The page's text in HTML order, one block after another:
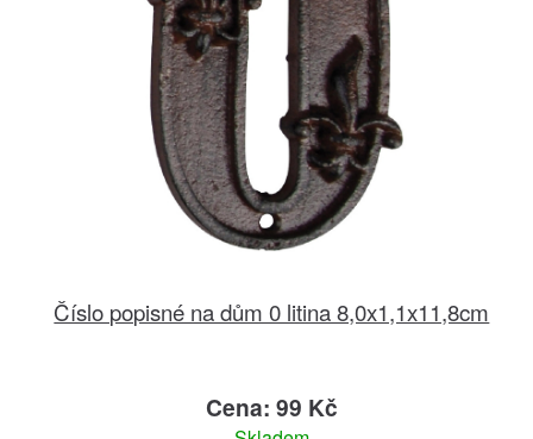
Číslo popisné na dům 0 litina 8,0x1,1x11,8cm
Cena: 99 Kč